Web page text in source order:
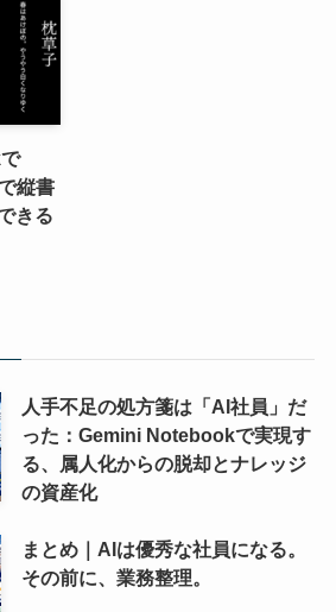
縦書
きる
人手不足の処方箋は「AI社員」だ
った：Gemini Notebookで実現す
る、属人化からの脱却とナレッジ
の資産化
まとめ｜AIは優秀な社員になる。
その前に、業務整理。